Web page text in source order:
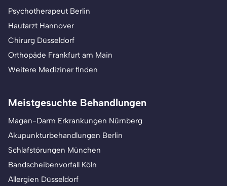
Psychotherapeut Berlin
Hautarzt Hannover
Chirurg Düsseldorf
Orthopäde Frankfurt am Main
Weitere Mediziner finden
Meistgesuchte Behandlungen
Magen-Darm Erkrankungen Nürnberg
Akupunkturbehandlungen Berlin
Schlafstörungen München
Bandscheibenvorfall Köln
Allergien Düsseldorf